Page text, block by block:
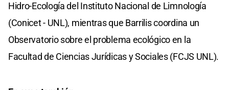
Hidro-Ecología del Instituto Nacional de Limnología
(Conicet - UNL), mientras que Barrilis coordina un
Observatorio sobre el problema ecológico en la
Facultad de Ciencias Jurídicas y Sociales (FCJS UNL).